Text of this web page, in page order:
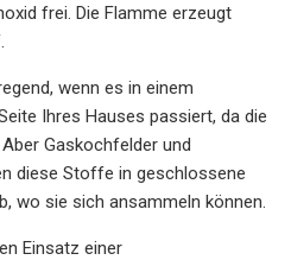
frei. Die Flamme erzeugt
wenn es in einem
Ihres Hauses passiert, da die
Gaskochfelder und
diese Stoffe in geschlossene
wo sie sich ansammeln können.
Einsatz einer